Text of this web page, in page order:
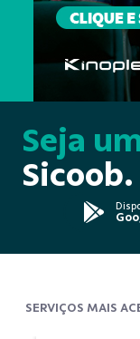
Seja
Sicoob.
SERVIÇOS MAIS